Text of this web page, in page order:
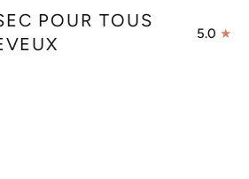
POUR TOUS
5.0